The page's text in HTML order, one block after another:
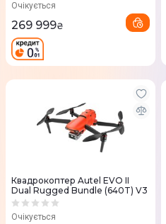
Очікується
269 999₴
Квадрокоптер Autel EVO II
Dual Rugged Bundle (640T) V3
Очікується